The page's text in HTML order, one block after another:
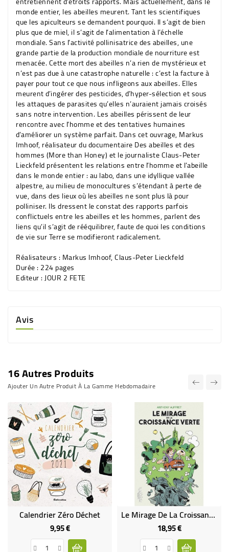
monde entier, les abeilles meurent. Tant les scientifiques
que les apiculteurs se demandent pourquoi. Il s’agit de bien
plus que de miel, il s’agit de l’alimentation à l’échelle
mondiale. Sans l’activité pollinisatrice des abeilles, une
grande partie de la production mondiale de nourriture est
menacée. Cette mort des abeilles n’a rien de mystérieux et
n’est pas due à une catastrophe naturelle : c’est la facture à
payer pour tout ce que nous infligeons aux abeilles. Elles
meurent d’ingérer des pesticides, d’hyper-sélection et sous
les attaques de parasites qu’elles n’auraient jamais croisés
sans notre intervention. Les abeilles périssent de leur
rencontre avec l’homme et des tentatives humaines
d’améliorer un système parfait. Dans cet ouvrage, Markus
Imhoof, réalisateur du documentaire Des abeilles et des
hommes (More than Honey) et le journaliste Claus-Peter
Lieckfeld présentent les relations entre l’homme et l’abeille
dans le monde entier : au labo, dans une idyllique vallée
alpestre, au milieu de monocultures s’étendant à perte de
vue, dans des lieux où les abeilles ne sont plus là pour
polliniser. Ils dressent le constat des rapports parfois
conflictuels entre les abeilles et les hommes, parlent des
liens qu’il s’agit de rééquilibrer, faute de quoi les conditions
de vie sur Terre se modifieront radicalement.
Réalisateurs :Markus Imhoof, Claus-Peter Lieckfeld
Durée :224 pages
Editeur :JOUR 2 FETE
Avis
16 Autres Produits
Ajouter Un Autre Produit À La Gamme Hebdomadaire
Calendrier Zéro Déchet
9,95 €Prix
Le Mirage De La Croissance Verte (BD)
18,95 €Prix